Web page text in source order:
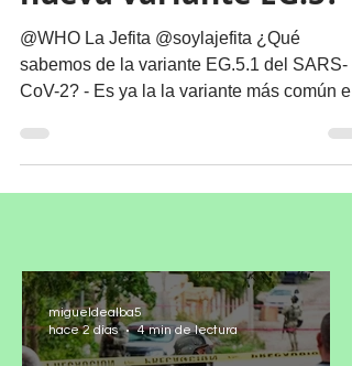
nueva variante EG.5?
@WHO La Jefita @soylajefita ¿Qué
sabemos de la variante EG.5.1 del SARS-
migueldealba5
hace 2 días
4 min de lectura